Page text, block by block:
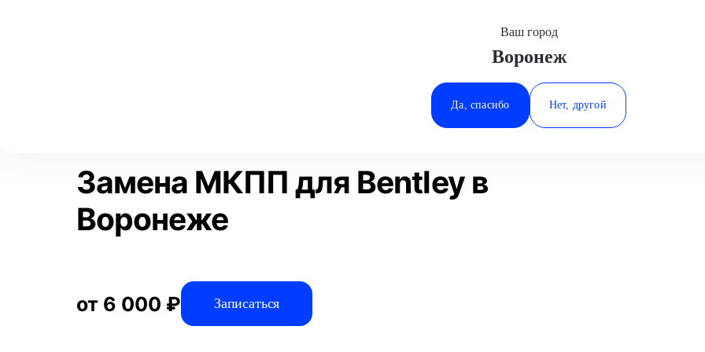
Минеральные Воды
Ростов-на-Дону
Ставрополь
Ваш город
Воронеж
Да, спасибо Нет, другой
Bentley
Статьи
Замена МКПП для Bentley в
Воронеже
от 6 000 ₽ Записаться